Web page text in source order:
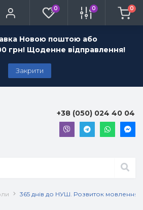
Новою поштою або
грн! Щоденне відправлення!
Закрити
0 0 0
+38 (050) 024 40 04
365 днів до НУШ. Розвиток мовлення